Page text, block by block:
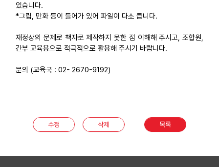
있습니다.
*그림, 만화 등이 들어가 있어 파일이 다소 큽니다.
재정상의 문제로 책자로 제작하지 못한 점 이해해 주시고, 조합원,
간부 교육용으로 적극적으로 활용해 주시기 바랍니다.
문의 (교육국 : 02- 2670-9192)
수정 삭제 목록